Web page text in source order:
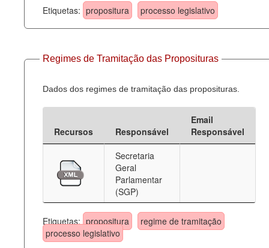
Etiquetas: propositura processo legislativo
Regimes de Tramitação das Proposituras
Dados dos regimes de tramitação das proposituras.
Recursos Responsável
Email
Responsável
Secretaria
Geral
Parlamentar
(SGP)
Etiquetas: propositura
regime de tramitação
processo legislativo